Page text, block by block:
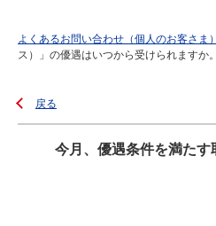
よくあるお問い合わせ（個人のお客さま）
ス）」の優遇はいつから受けられますか。
戻る
今月、優遇条件を満た